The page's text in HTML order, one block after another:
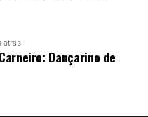
atrás
Dançarino de